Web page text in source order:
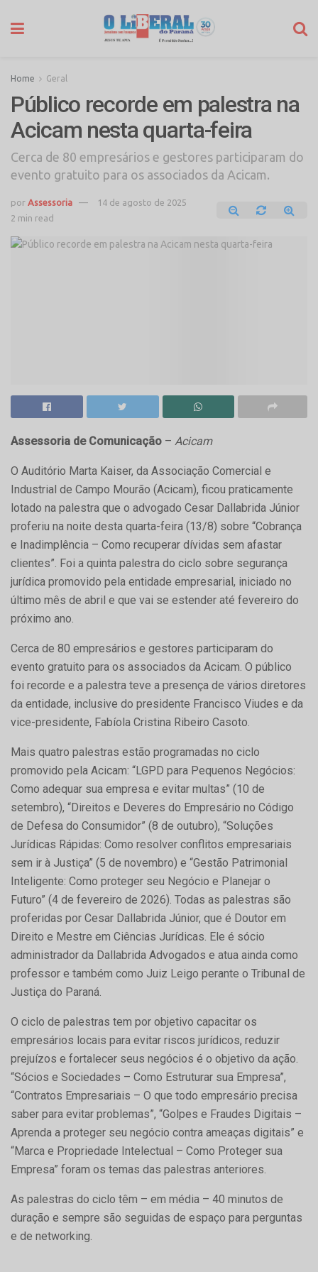
Home Geral
Público recorde em palestra na
Acicam nesta quarta-feira
Cerca de 80 empresários e gestores participaram do
evento gratuito para os associados da Acicam.
por Assessoria
14 de agosto de 2025
2 min read
Assessoria de Comunicação – Acicam
O Auditório Marta Kaiser, da Associação Comercial e
Industrial de Campo Mourão (Acicam), ficou praticamente
lotado na palestra que o advogado Cesar Dallabrida Júnior
proferiu na noite desta quarta-feira (13/8) sobre “Cobrança
e Inadimplência – Como recuperar dívidas sem afastar
clientes”. Foi a quinta palestra do ciclo sobre segurança
jurídica promovido pela entidade empresarial, iniciado no
último mês de abril e que vai se estender até fevereiro do
próximo ano.
Cerca de 80 empresários e gestores participaram do
evento gratuito para os associados da Acicam. O público
foi recorde e a palestra teve a presença de vários diretores
da entidade, inclusive do presidente Francisco Viudes e da
vice-presidente, Fabíola Cristina Ribeiro Casoto.
Mais quatro palestras estão programadas no ciclo
promovido pela Acicam: “LGPD para Pequenos Negócios:
Como adequar sua empresa e evitar multas” (10 de
setembro), “Direitos e Deveres do Empresário no Código
de Defesa do Consumidor” (8 de outubro), “Soluções
Jurídicas Rápidas: Como resolver conflitos empresariais
sem ir à Justiça” (5 de novembro) e “Gestão Patrimonial
Inteligente: Como proteger seu Negócio e Planejar o
Futuro” (4 de fevereiro de 2026). Todas as palestras são
proferidas por Cesar Dallabrida Júnior, que é Doutor em
Direito e Mestre em Ciências Jurídicas. Ele é sócio
administrador da Dallabrida Advogados e atua ainda como
professor e também como Juiz Leigo perante o Tribunal de
Justiça do Paraná.
O ciclo de palestras tem por objetivo capacitar os
empresários locais para evitar riscos jurídicos, reduzir
prejuízos e fortalecer seus negócios é o objetivo da ação.
“Sócios e Sociedades – Como Estruturar sua Empresa”,
“Contratos Empresariais – O que todo empresário precisa
saber para evitar problemas”, “Golpes e Fraudes Digitais –
Aprenda a proteger seu negócio contra ameaças digitais” e
“Marca e Propriedade Intelectual – Como Proteger sua
Empresa” foram os temas das palestras anteriores.
As palestras do ciclo têm – em média – 40 minutos de
duração e sempre são seguidas de espaço para perguntas
e de networking.